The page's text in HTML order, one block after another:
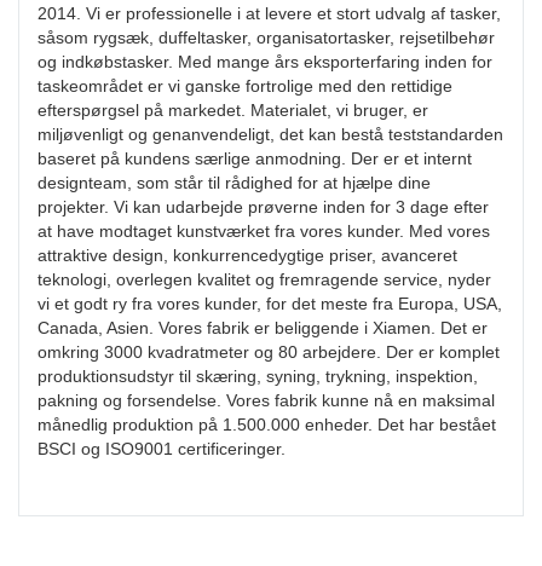
2014. Vi er professionelle i at levere et stort udvalg af tasker,
såsom rygsæk, duffeltasker, organisatortasker, rejsetilbehør
og indkøbstasker. Med mange års eksporterfaring inden for
taskeområdet er vi ganske fortrolige med den rettidige
efterspørgsel på markedet. Materialet, vi bruger, er
miljøvenligt og genanvendeligt, det kan bestå teststandarden
baseret på kundens særlige anmodning. Der er et internt
designteam, som står til rådighed for at hjælpe dine
projekter. Vi kan udarbejde prøverne inden for 3 dage efter
at have modtaget kunstværket fra vores kunder. Med vores
attraktive design, konkurrencedygtige priser, avanceret
teknologi, overlegen kvalitet og fremragende service, nyder
vi et godt ry fra vores kunder, for det meste fra Europa, USA,
Canada, Asien. Vores fabrik er beliggende i Xiamen. Det er
omkring 3000 kvadratmeter og 80 arbejdere. Der er komplet
produktionsudstyr til skæring, syning, trykning, inspektion,
pakning og forsendelse. Vores fabrik kunne nå en maksimal
månedlig produktion på 1.500.000 enheder. Det har bestået
BSCI og ISO9001 certificeringer.